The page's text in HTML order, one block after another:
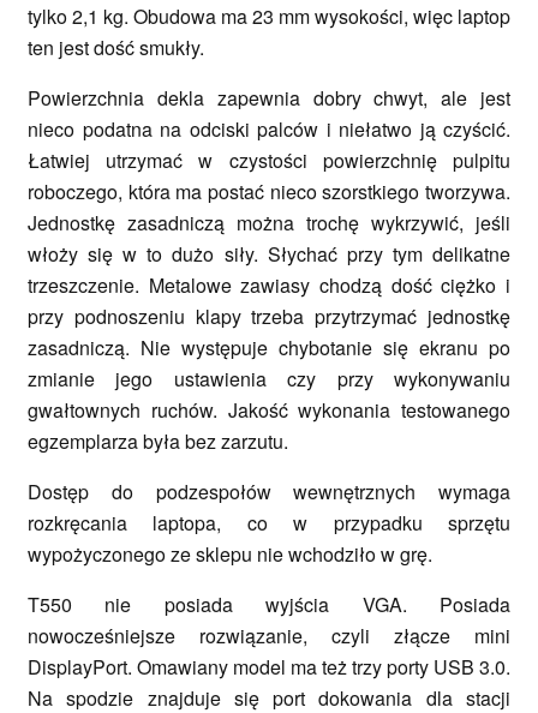
tylko 2,1 kg. Obudowa ma 23 mm wysokości, więc laptop
ten jest dość smukły.
Powierzchnia dekla zapewnia dobry chwyt, ale jest
nieco podatna na odciski palców i niełatwo ją czyścić.
Łatwiej utrzymać w czystości powierzchnię pulpitu
roboczego, która ma postać nieco szorstkiego tworzywa.
Jednostkę zasadniczą można trochę wykrzywić, jeśli
włoży się w to dużo siły. Słychać przy tym delikatne
trzeszczenie. Metalowe zawiasy chodzą dość ciężko i
przy podnoszeniu klapy trzeba przytrzymać jednostkę
zasadniczą. Nie występuje chybotanie się ekranu po
zmianie jego ustawienia czy przy wykonywaniu
gwałtownych ruchów. Jakość wykonania testowanego
egzemplarza była bez zarzutu.
Dostęp do podzespołów wewnętrznych wymaga
rozkręcania laptopa, co w przypadku sprzętu
wypożyczonego ze sklepu nie wchodziło w grę.
T550 nie posiada wyjścia VGA. Posiada
nowocześniejsze rozwiązanie, czyli złącze mini
DisplayPort. Omawiany model ma też trzy porty USB 3.0.
Na spodzie znajduje się port dokowania dla stacji